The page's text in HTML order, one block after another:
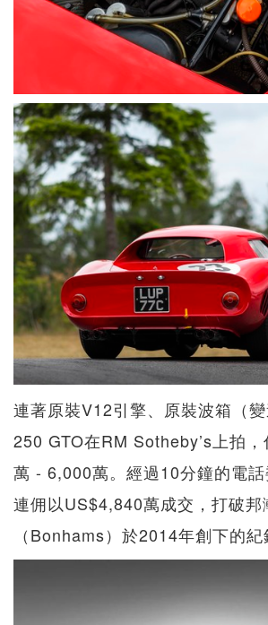
連著原裝V12引擎、原裝波箱（
250 GTO在RM Sotheby’s上拍
萬 - 6,000萬。經過10分鐘的電話
連佣以US$4,840萬成交，打破邦
（Bonhams）於2014年創下的紀